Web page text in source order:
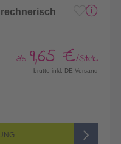
ab 9,65 €/Stck.
brutto inkl. DE-Versand